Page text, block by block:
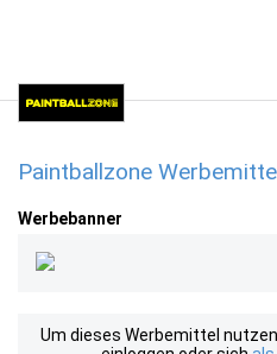
Paintballzone
Werbebanner
Um dieses Werbemittel